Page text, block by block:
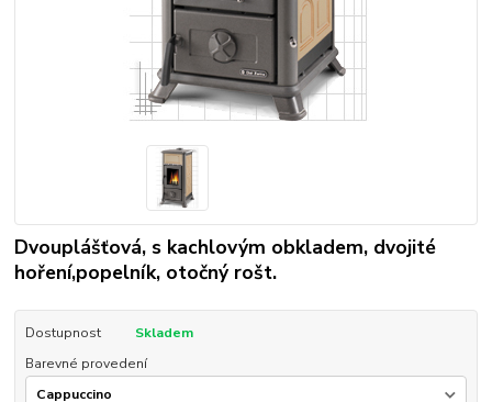
Dvouplášťová, s kachlovým obkladem, dvojité
hoření,popelník, otočný rošt.
Dostupnost
Skladem
Barevné provedení